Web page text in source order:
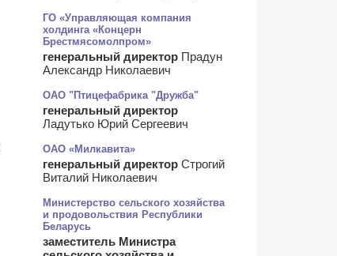
ГО «Управляющая компания
холдинга «Концерн
Брестмясомолпром»
генеральный директор Прадун
Александр Николаевич
ОАО "Птицефабрика "Дружба"
генеральный директор
Ладутько Юрий Сергеевич
ОАО «Милкавита»
генеральный директор Строгий
Виталий Николаевич
Министерство сельского хозяйства
и продовольствия Республики
Беларусь
заместитель Министра